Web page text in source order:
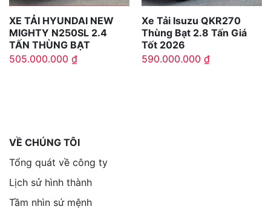
XE TẢI HYUNDAI NEW
MIGHTY N250SL 2.4
TẤN THÙNG BẠT
505.000.000 ₫
Xe Tải Isuzu QKR270
Thùng Bạt 2.8 Tấn Giá
Tốt 2026
590.000.000 ₫
VỀ CHÚNG TÔI
Tổng quát về công ty
Lịch sử hình thành
Tầm nhìn sứ mệnh